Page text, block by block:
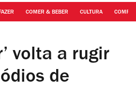
COMER & BEBER CULTURA
volta a rugir
de